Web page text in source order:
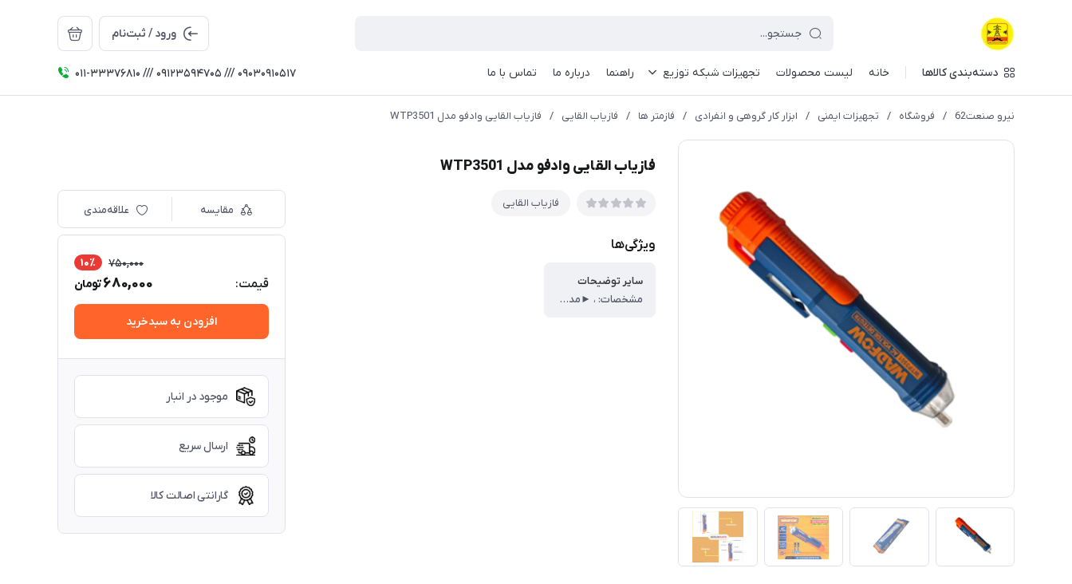
ورود / ثبت‌نام
دسته‌بندی کالاها خانه لیست محصولات تجهیزات شبکه توزیع راهنما درباره ما تماس با ما 011-33376810 /// 09123594705 /// 09030910517
نیرو صنعت62 / فروشگاه / تجهیزات ایمنی / ابزار کار گروهی و انفرادی / فازمتر ها / فازیاب القایی / فازیاب القایی وادفو مدل WTP3501
فازیاب القایی وادفو مدل WTP3501
فازیاب القایی
ویژگی‌ها
سایر توضیحات
مشخصات: ، ►مدل: WTP3501 ، ►ولتاژ AC: 12 ولت-1000 ولت ، ►فرکانس: 50/60 هرتز ، ►محیط کاربرد: ، - دمای کارکرد: 0-40 درجه سانتیگراد ، - دمای نگهداری: -10-50 درجه سانتیگراد ، ►رطوبت: کمتر از 95% ، ►ارتفاع از سطح دریا: 2000 متر ، ►مطابق با استانداردهای ایمنی: ، - CAT. III 100 ولت ، - CAT. IV 600 ولت؛ CE ، ►باتری: 2 عدد باتری قلمی 1.5 ولتی ، ►خاموش شدن خودکار ، ►تشخیص خط برق اضطراری و خط نول
مقایسه علاقه‌مندی
قیمت:
750,000 10٪
680,000تومان
افزودن به سبدخرید
موجود در انبار
ارسال سریع
گارانتی اصالت کالا